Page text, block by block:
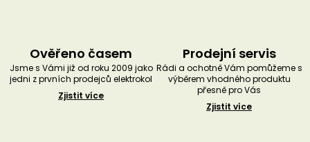
Ověřeno časem
Jsme s Vámi již od roku 2009 jako
jedni z prvních prodejců elektrokol
Zjistit více
Prodejní servis
Rádi a ochotně Vám pomůžeme s
výběrem vhodného produktu
přesně pro Vás
Zjistit více